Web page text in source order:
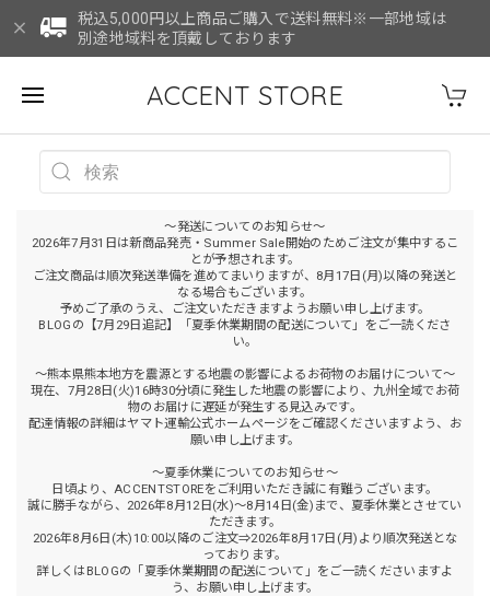
税込5,000円以上商品ご購入で送料無料※一部地域は
別途地域料を頂戴しております
ACCENT STORE
～発送についてのお知らせ～
2026年7月31日は新商品発売・Summer Sale開始のためご注文が集中するこ
とが予想されます。
ご注文商品は順次発送準備を進めてまいりますが、8月17日(月)以降の発送と
なる場合もございます。
予めご了承のうえ、ご注文いただきますようお願い申し上げます。
BLOGの【7月29日追記】「夏季休業期間の配送について」をご一読くださ
い。
～熊本県熊本地方を震源とする地震の影響によるお荷物のお届けについて～
現在、7月28日(火)16時30分頃に発生した地震の影響により、九州全域でお荷
物のお届けに遅延が発生する見込みです。
配達情報の詳細はヤマト運輸公式ホームページをご確認くださいますよう、お
願い申し上げます。
～夏季休業についてのお知らせ～
日頃より、ACCENTSTOREをご利用いただき誠に有難うございます。
誠に勝手ながら、2026年8月12日(水)～8月14日(金)まで、夏季休業とさせてい
ただきます。
2026年8月6日(木)10:00以降のご注文⇒2026年8月17日(月)より順次発送とな
っております。
詳しくはBLOGの「夏季休業期間の配送について」をご一読くださいますよ
う、お願い申し上げます。